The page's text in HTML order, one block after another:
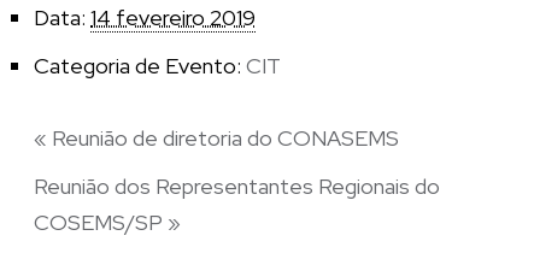
Data: 14 fevereiro 2019
Categoria de Evento: CIT
« Reunião de diretoria do CONASEMS
Reunião dos Representantes Regionais do
COSEMS/SP »